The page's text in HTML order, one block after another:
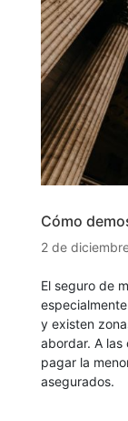
Cómo
2 de
El seguro de
y existen
abordar. A las
pagar la
asegurados.